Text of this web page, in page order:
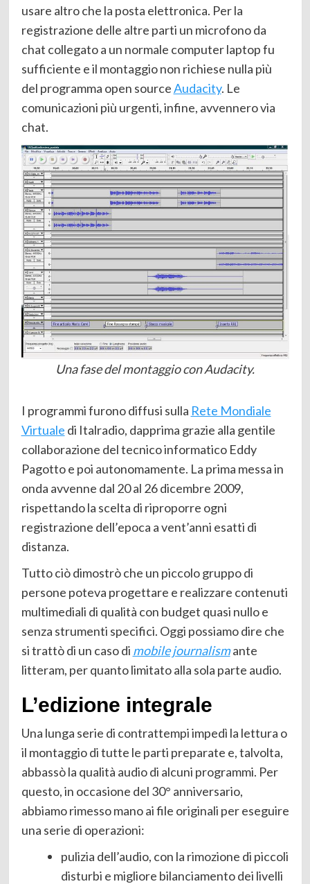
usare altro che la posta elettronica. Per la
registrazione delle altre parti un microfono da
chat collegato a un normale computer laptop fu
sufficiente e il montaggio non richiese nulla più
del programma open sourceAudacity. Le
comunicazioni più urgenti, infine, avvennero via
chat.
Una fase del montaggio con Audacity.
I programmi furono diffusi sulla Rete Mondiale
Virtuale di Italradio, dapprima grazie alla gentile
collaborazione del tecnico informatico Eddy
Pagotto e poi autonomamente. La prima messa in
onda avvenne dal 20 al 26 dicembre 2009,
rispettando la scelta di riproporre ogni
registrazione dell’epoca a vent’anni esatti di
distanza.
Tutto ciò dimostrò che un piccolo gruppo di
persone poteva progettare e realizzare contenuti
multimediali di qualità con budget quasi nullo e
senza strumenti specifici. Oggi possiamo dire che
si trattò di un caso di mobile journalismante
litteram, per quanto limitato alla sola parte audio.
L’edizione integrale
Una lunga serie di contrattempi impedì la lettura o
il montaggio di tutte le parti preparate e, talvolta,
abbassò la qualità audio di alcuni programmi. Per
questo, in occasione del 30° anniversario,
abbiamo rimesso mano ai file originali per eseguire
una serie di operazioni:
pulizia dell’audio, con la rimozione di piccoli
disturbi e migliore bilanciamento dei livelli